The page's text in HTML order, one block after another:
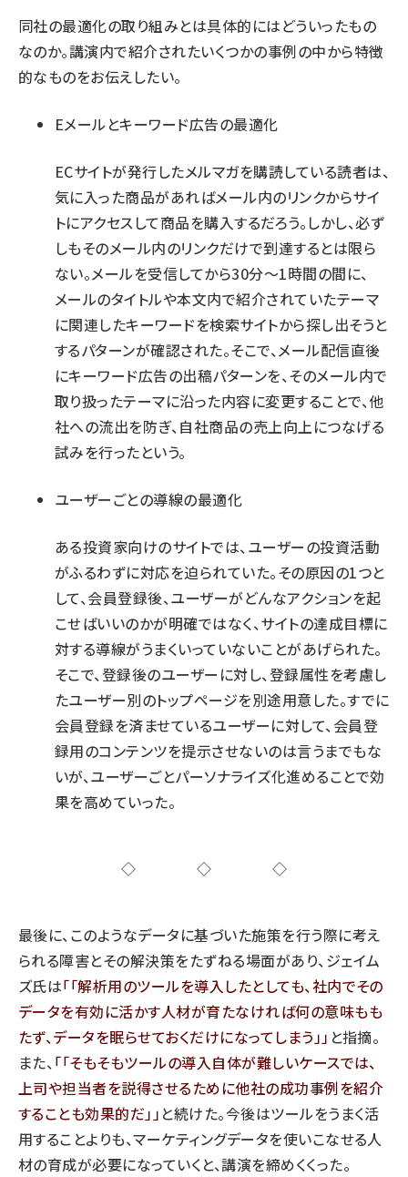
同社の最適化の取り組みとは具体的にはどういったもの
なのか。講演内で紹介されたいくつかの事例の中から特徴
的なものをお伝えしたい。
Eメールとキーワード広告の最適化
ECサイトが発行したメルマガを購読している読者は、
気に入った商品があればメール内のリンクからサイ
トにアクセスして商品を購入するだろう。しかし、必ず
しもそのメール内のリンクだけで到達するとは限ら
ない。メールを受信してから30分～1時間の間に、
メールのタイトルや本文内で紹介されていたテーマ
に関連したキーワードを検索サイトから探し出そうと
するパターンが確認された。そこで、メール配信直後
にキーワード広告の出稿パターンを、そのメール内で
取り扱ったテーマに沿った内容に変更することで、他
社への流出を防ぎ、自社商品の売上向上につなげる
試みを行ったという。
ユーザーごとの導線の最適化
ある投資家向けのサイトでは、ユーザーの投資活動
がふるわずに対応を迫られていた。その原因の1つと
して、会員登録後、ユーザーがどんなアクションを起
こせばいいのかが明確ではなく、サイトの達成目標に
対する導線がうまくいっていないことがあげられた。
そこで、登録後のユーザーに対し、登録属性を考慮し
たユーザー別のトップページを別途用意した。すでに
会員登録を済ませているユーザーに対して、会員登
録用のコンテンツを提示させないのは言うまでもな
いが、ユーザーごとパーソナライズ化進めることで効
果を高めていった。
◇◇◇
最後に、このようなデータに基づいた施策を行う際に考え
られる障害とその解決策をたずねる場面があり、ジェイム
ズ氏は 「解析用のツールを導入したとしても、社内でその
データを有効に活かす人材が育たなければ何の意味もも
たず、データを眠らせておくだけになってしまう」 と指摘。
また、 「そもそもツールの導入自体が難しいケースでは、
上司や担当者を説得させるために他社の成功事例を紹介
することも効果的だ」 と続けた。今後はツールをうまく活
用することよりも、マーケティングデータを使いこなせる人
材の育成が必要になっていくと、講演を締めくくった。